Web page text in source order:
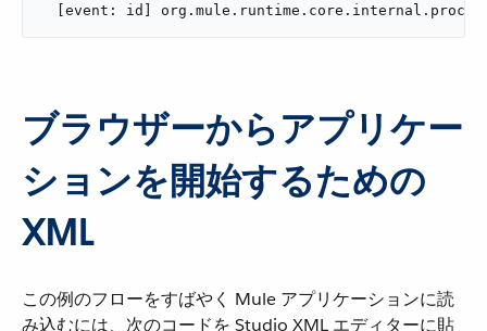
[event: id]
ブラウザーからアプリケー
ションを開始するための
XML
この例のフローをすばやく Mule アプリケーションに読
み込むには、次のコードを Studio XML エディターに貼